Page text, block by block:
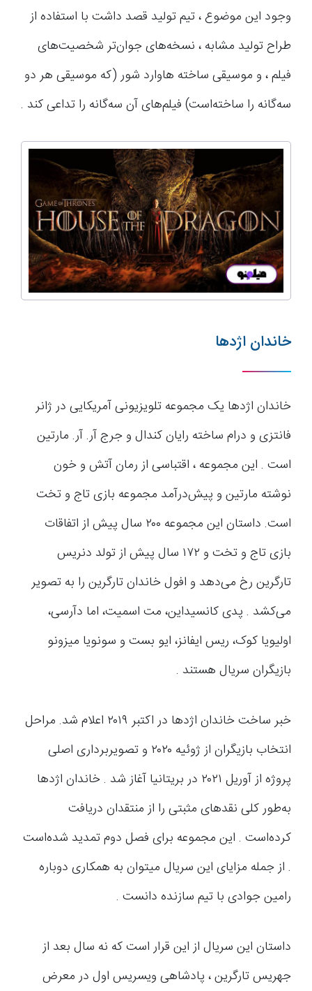
وجود این موضوع ، تیم تولید قصد داشت با استفاده از
طراح تولید مشابه ، نسخه‌های جوان‌تر شخصیت‌های
فیلم ، و موسیقی ساخته هاوارد شور (که موسیقی هر دو
سه‌گانه را ساخته‌است) فیلم‌های آن سه‌گانه را تداعی کند .
خاندان اژدها
خاندان اژدها یک مجموعه تلویزیونی آمریکایی در ژانر
فانتزی و درام ساخته رایان کندال و جرج آر. آر. مارتین
است . این مجموعه ، اقتباسی از رمان آتش و خون
نوشته مارتین و پیش‌درآمد مجموعه بازی تاج ‌و تخت
است. داستان این مجموعه ۲۰۰ سال پیش از اتفاقات
بازی تاج ‌و تخت و ۱۷۲ سال پیش از تولد دنریس
تارگرین رخ می‌دهد و افول خاندان تارگرین را به تصویر
می‌کشد . پدی کانسیداین، مت اسمیت، اما دآرسی،
اولیویا کوک، ریس ایفانز، ایو بست و سونویا میزونو
بازیگران سریال هستند .
خبر ساخت خاندان اژدها در اکتبر ۲۰۱۹ اعلام شد. مراحل
انتخاب بازیگران از ژوئیه ۲۰۲۰ و تصویربرداری اصلی
پروژه از آوریل ۲۰۲۱ در بریتانیا آغاز شد . خاندان اژدها
به‌طور کلی نقدهای مثبتی را از منتقدان دریافت
کرده‌است . این مجموعه برای فصل دوم تمدید شده‌است
. از جمله مزایای این سریال میتوان به همکاری دوباره
رامین جوادی با تیم سازنده دانست .
داستان این سریال از این قرار است که نه سال بعد از
جهریس تارگرین ، پادشاهی ویسریس اول در معرض